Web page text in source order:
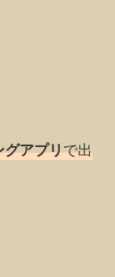
グアプリで出